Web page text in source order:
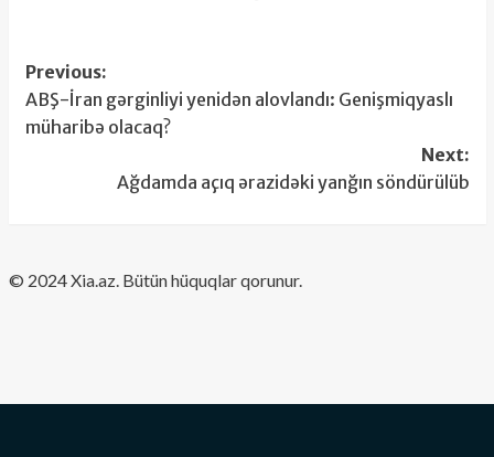
Post
navigation
Previous:
ABŞ-İran gərginliyi yenidən alovlandı: Genişmiqyaslı
müharibə olacaq?
Next:
Ağdamda açıq ərazidəki yanğın söndürülüb
​© 2024 Xia.az. Bütün hüquqlar qorunur.